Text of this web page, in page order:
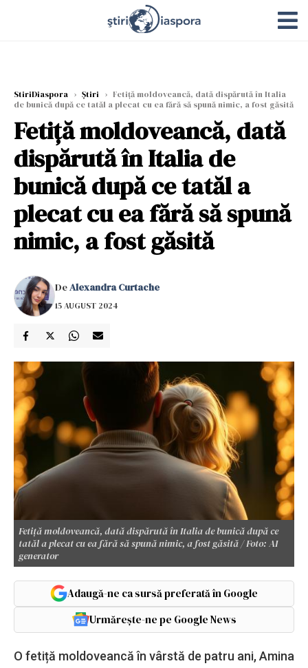
StiriDiaspora › Știri › Fetiță moldoveancă, dată dispărută în Italia
de bunică după ce tatăl a plecat cu ea fără să spună nimic, a fost găsită
Fetiță moldoveancă, dată
dispărută în Italia de
bunică după ce tatăl a
plecat cu ea fără să spună
nimic, a fost găsită
DeAlexandra Curtache
15 AUGUST 2024
Fetiță moldoveancă, dată dispărută în Italia de bunică după ce
tatăl a plecat cu ea fără să spună nimic, a fost găsită / Foto: AI
generator
Adaugă-ne ca sursă preferată în Google
Urmărește-ne pe Google News
O fetiță moldoveancă în vârstă de patru ani, Amina